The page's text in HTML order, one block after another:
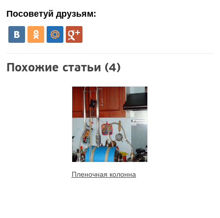
Посоветуй друзьям:
Похожие статьи (4)
Пленочная колонна